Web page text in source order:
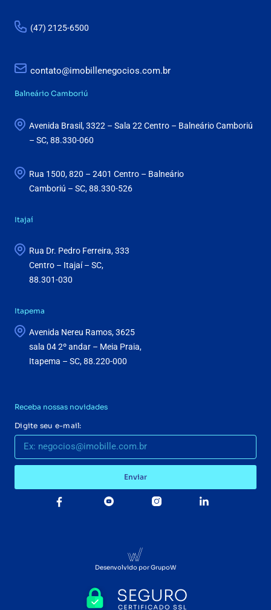
(47) 2125-6500
contato@imobillenegocios.com.br
Balneário Camboriú
Avenida Brasil, 3322 – Sala 22 Centro – Balneário Camboriú
– SC, 88.330-060
Rua 1500, 820 – 2401 Centro – Balneário
Camboriú – SC, 88.330-526
Itajaí
Rua Dr. Pedro Ferreira, 333
Centro – Itajaí – SC,
88.301-030
Itapema
Avenida Nereu Ramos, 3625
sala 04 2º andar – Meia Praia,
Itapema – SC, 88.220-000
Receba nossas novidades
Digite seu e-mail:
Enviar
Desenvolvido por GrupoW